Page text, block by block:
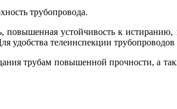
трубопровода.
повышенная устойчивость к
удобства телеинспекции
трубам повышенной прочности, а